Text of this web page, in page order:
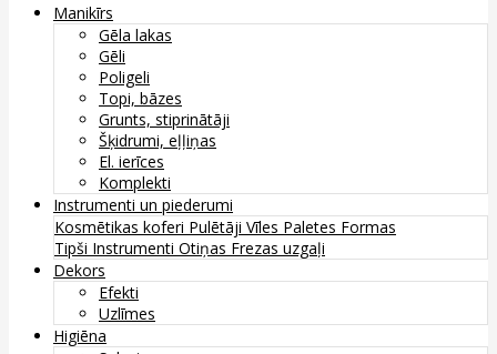
Manikīrs
Gēla lakas
Gēli
Poligeli
Topi, bāzes
Grunts, stiprinātāji
Šķidrumi, eļļiņas
El. ierīces
Komplekti
Instrumenti un piederumi
Kosmētikas koferi Pulētāji Vīles Paletes Formas
Tipši Instrumenti Otiņas Frezas uzgaļi
Dekors
Efekti
Uzlīmes
Higiēna